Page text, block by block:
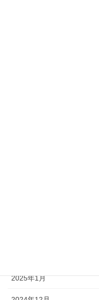
2025年1月